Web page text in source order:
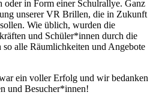
oder in Form einer Schulrallye. Ganz
unserer VR Brillen, die in Zukunft
Wie üblich, wurden die
und Schüler*innen durch die
so alle Räumlichkeiten und Angebote
ein voller Erfolg und wir bedanken
und Besucher*innen!